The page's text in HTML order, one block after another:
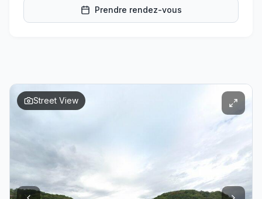
Prendre rendez-vous
Street View